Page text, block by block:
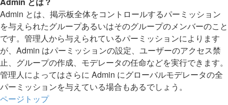
Admin とは、掲示板全体をコントロールするパーミッション
を与えられたグループあるいはそのグループのメンバーのこと
です。管理人から与えられているパーミッションによります
が、Admin はパーミッションの設定、ユーザーのアクセス禁
止、グループの作成、モデレータの任命などを実行できます。
管理人によってはさらに Admin にグローバルモデレータの全
パーミッションを与えている場合もあるでしょう。
ページトップ